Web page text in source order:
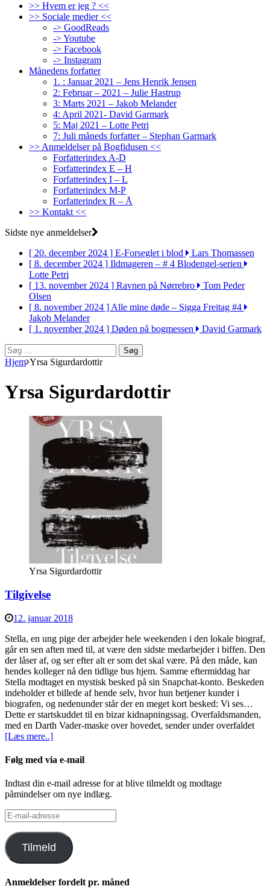
>> Hvem er jeg ? <<
>> Sociale medier <<
-> GoodReads
-> Youtube
-> Facebook
-> Instagram
Månedens forfatter
1. : Januar 2021 – Jens Henrik Jensen
2: Februar – 2021 – Julie Hastrup
3: Marts 2021 – Jakob Melander
4: April 2021- David Garmark
5: Maj 2021 – Lotte Petri
7: Juli måneds forfatter – Stephan Garmark
>> Anmeldelser på Bogfidusen <<
Forfatterindex A-D
Forfatterindex E – H
Forfatterindex I – L
Forfatterindex M-P
Forfatterindex R – Å
>> Kontakt <<
Sidste nye anmeldelser
[ 20. december 2024 ] E-Forseglet i blod
Lars Thomassen
[ 8. december 2024 ] Ildmageren – # 4 Blodengel-serien
Lotte Petri
[ 13. november 2024 ] Ravnen på Nørrebro
Tom Peder
Olsen
[ 8. november 2024 ]Alle mine døde – Sigga Freitag #4
Jakob Melander
[ 1. november 2024 ] Døden på bogmessen
David Garmark
Søg
efter:
Hjem Yrsa Sigurdardottir
Yrsa Sigurdardottir
Yrsa Sigurdardottir
Tilgivelse
12. januar 2018
Stella, en ung pige der arbejder hele weekenden i den lokale biograf,
går en sen aften med til, at være den sidste medarbejder i biffen. Den
der låser af, og ser efter alt er som det skal være. På den måde, kan
hendes kolleger nå den tidlige bus hjem. Samme eftermiddag har
Stella modtaget en mystisk besked på sin Snapchat-konto. Beskeden
indeholder et billede af hende selv, hvor hun betjener kunder i
biografen, og nedenunder står der en meget kort besked: Vi ses…
Dette er startskuddet til en bizar kidnapningssag. Overfaldsmanden,
med en Darth Vader-maske over hovedet, sender under overfaldet
[Læs mere..]
Følg med via e-mail
Indtast din e-mail adresse for at blive tilmeldt og modtage
påmindelser om nye indlæg.
E-
mail-
adresse
Tilmeld
Anmeldelser fordelt pr. måned